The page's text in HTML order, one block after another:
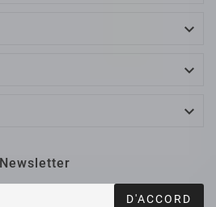



Newsletter
D'ACCORD